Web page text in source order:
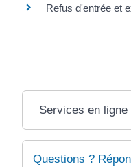
Refus d'entrée et
Services en
Questions ?